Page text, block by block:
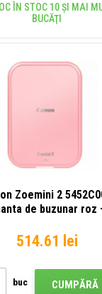
ÎN STOC 10 ȘI MAI
BUCĂŢI
Zoemini 2
de buzunar roz
514.61 lei
buc CUMPĂRĂ